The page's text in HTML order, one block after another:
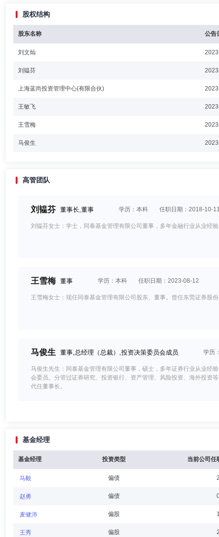
股权结构
股东名称 公告
刘文灿
刘韫芬
上海蓝尚投资管理中心(有限合伙)
王敏飞
王雪梅
马俊生
高管团队
刘韫芬 董事长,董事 学历：本科 任职日期：2018-10-
刘韫芬女士：学士，同泰基金管理有限公司董事，多年金融行业从业经
王雪梅 董事 学历：本科 任职日期：2023-08-12
王雪梅女士：现任同泰基金管理有限公司股东、董事。曾任东莞证券股
马俊生 董事,总经理（总裁）,投资决策委员会成员 学历
马俊生先生：同泰基金管理有限公司董事，硕士，多年证券行业从业经
会委员。分管过证券研究、投资银行、资产管理、风险投资、海外投资
代任董事长。
方仲友先生：硕士，现任中国保险汽车安全指数专家委员会主任委员，
险官、总核保师，车险部总经理等。
学历：博士
徐文学先生：博士，现任江苏大学副教授、会计学硕士生导师、MPAcc
基金经理
基金经理 投资类型 当前公司任
马毅 偏债
赵勇 偏债
麦健沛 偏股
王秀 偏股